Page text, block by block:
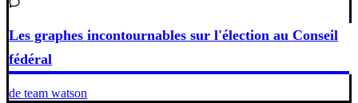
Les graphes incontournables sur l'élection au Conseil
fédéral
de team watson